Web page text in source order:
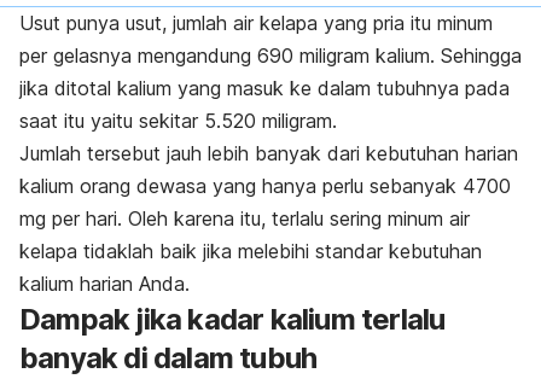
Usut punya usut, jumlah air kelapa yang pria itu minum
per gelasnya mengandung 690 miligram kalium. Sehingga
jika ditotal kalium yang masuk ke dalam tubuhnya pada
saat itu yaitu sekitar 5.520 miligram.
Jumlah tersebut jauh lebih banyak dari kebutuhan harian
kalium orang dewasa yang hanya perlu sebanyak 4700
mg per hari. Oleh karena itu, terlalu sering minum air
kelapa tidaklah baik jika melebihi standar kebutuhan
kalium harian Anda.
Dampak jika kadar kalium terlalu
banyak di dalam tubuh